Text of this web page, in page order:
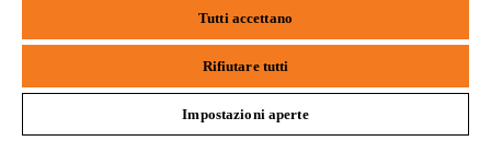
CHF 195.00*
Tutti accettano
Rifiutare tutti
Impostazioni aperte